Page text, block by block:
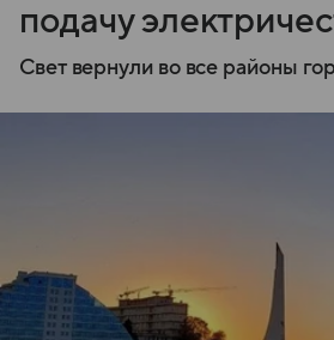
подачу
Свет вернули во все районы